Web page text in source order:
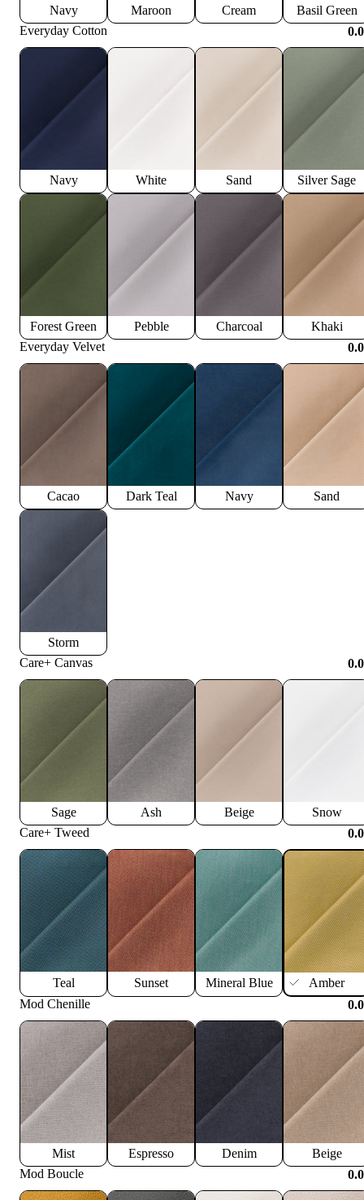
Navy Maroon Cream
Basil Green
Everyday Cotton
Navy White Sand Silver Sage
Forest Green Pebble Charcoal
Khaki
Everyday Velvet
Cacao Dark Teal Navy Sand
Storm
Care+ Canvas
Sage Ash Beige
Snow
Care+ Tweed
Teal Sunset Mineral Blue
Amber
Mod Chenille
Mist Espresso Denim
Beige
Mod Boucle